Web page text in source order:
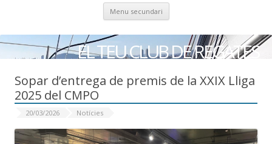
Menu secundari Skip to content
EL TEU CLUB DE REGATES
Sopar d’entrega de premis de la XXIX Lliga
2025 del CMPO
20/03/2026 Notícies